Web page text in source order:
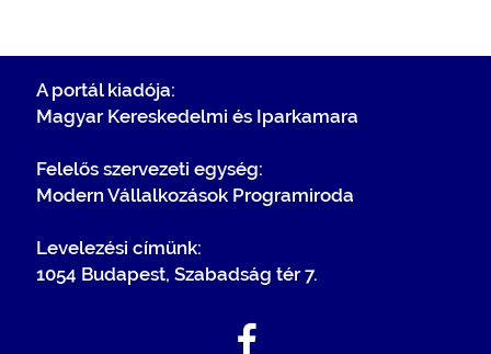
A portál kiadója:
Magyar Kereskedelmi és Iparkamara
Felelős szervezeti egység:
Modern Vállalkozások Programiroda
Levelezési címünk:
1054 Budapest, Szabadság tér 7.